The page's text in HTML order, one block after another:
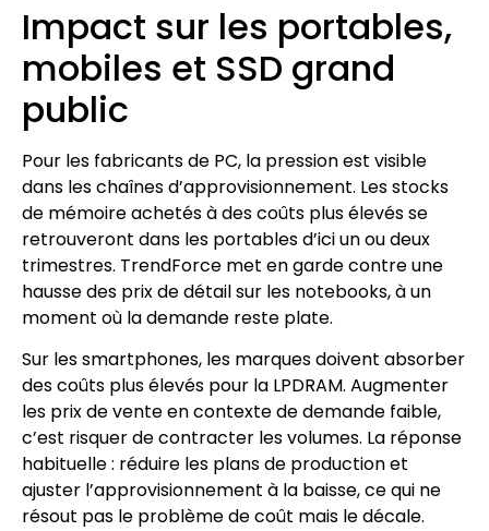
Impact sur les portables,
mobiles et SSD grand
public
Pour les fabricants de PC, la pression est visible
dans les chaînes d’approvisionnement. Les stocks
de mémoire achetés à des coûts plus élevés se
retrouveront dans les portables d’ici un ou deux
trimestres. TrendForce met en garde contre une
hausse des prix de détail sur les notebooks, à un
moment où la demande reste plate.
Sur les smartphones, les marques doivent absorber
des coûts plus élevés pour la LPDRAM. Augmenter
les prix de vente en contexte de demande faible,
c’est risquer de contracter les volumes. La réponse
habituelle : réduire les plans de production et
ajuster l’approvisionnement à la baisse, ce qui ne
résout pas le problème de coût mais le décale.